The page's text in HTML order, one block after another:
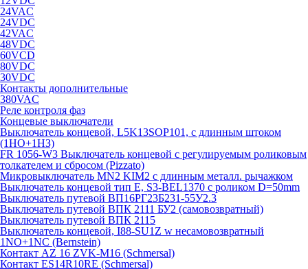
24VAC
24VDC
42VAC
48VDC
60VCD
80VDC
30VDC
Контакты дополнительные
380VAC
Реле контроля фаз
Концевые выключатели
Выключатель концевой, L5K13SOP101, с длинным штоком
(1НО+1НЗ)
FR 1056-W3 Выключатель концевой с регулируемым роликовым
толкателем и сбросом (Pizzato)
Микровыключатель MN2 KIM2 с длинным металл. рычажком
Выключатель концевой тип Е, S3-BEL1370 с роликом D=50mm
Выключатель путевой ВП16РГ23Б231-55У2.3
Выключатель путевой ВПК 2111 БУ2 (самовозвратный)
Выключатель путевой ВПК 2115
Выключатель концевой, I88-SU1Z w несамовозвратный
1NO+1NC (Bernstein)
Контакт AZ 16 ZVK-M16 (Schmersal)
Контакт ES14R10RE (Schmersal)